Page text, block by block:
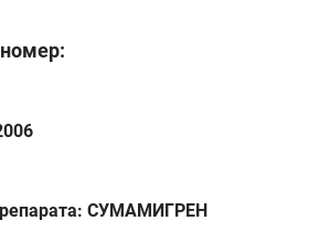
СУМАМИГРЕН